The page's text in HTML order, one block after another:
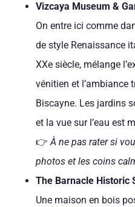
Vizcaya Museum &
On entre ici comme
de style Renaissance
XXe siècle, mélange
vénitien et l’ambiance
Biscayne. Les jardins
et la vue sur l’eau est
👉À ne pas rater si
photos et les coins
The Barnacle Historic
Une maison en bois